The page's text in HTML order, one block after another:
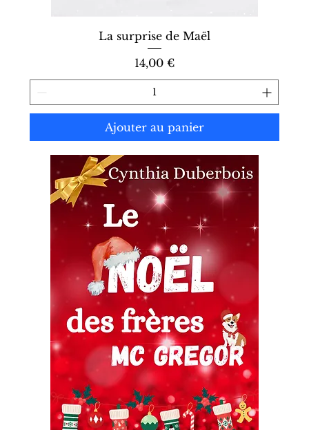
La surprise de Maël
Prix
14,00 €
Ajouter au panier